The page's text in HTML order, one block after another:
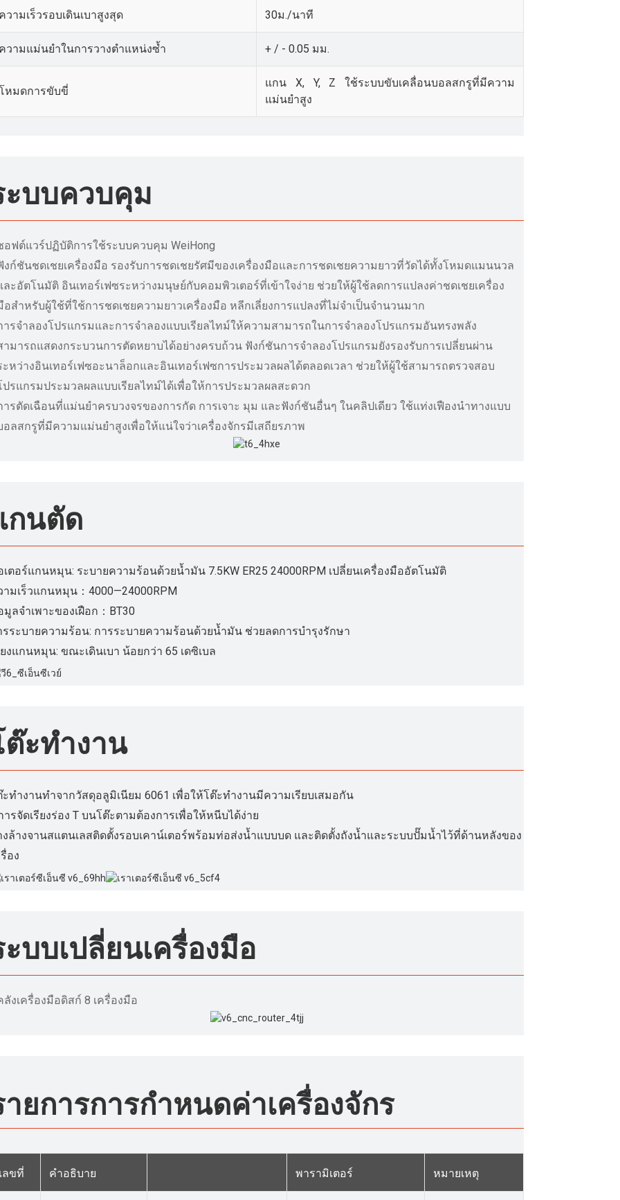
วามเร็วรอบเดินเบาสูงสุด 30ม./นาที
วามแม่นยำในการวางตำแหน่งซ้ำ + / - 0.05 มม.
หมดการขับขี่
แกน X, Y, Z ใช้ระบบขับเคลื่อนบอลสกรูที่มีความ
แม่นยำสูง
บบควบคุม
อฟต์แวร์ปฏิบัติการใช้ระบบควบคุม WeiHong
งก์ชันชดเชยเครื่องมือ รองรับการชดเชยรัศมีของเครื่องมือและการชดเชยความยาวที่วัดได้ทั้งโหมดแมนนวล
ละอัตโนมัติ อินเทอร์เฟซระหว่างมนุษย์กับคอมพิวเตอร์ที่เข้าใจง่าย ช่วยให้ผู้ใช้ลดการแปลงค่าชดเชยเครื่อง
อสำหรับผู้ใช้ที่ใช้การชดเชยความยาวเครื่องมือ หลีกเลี่ยงการแปลงที่ไม่จำเป็นจำนวนมาก
ารจำลองโปรแกรมและการจำลองแบบเรียลไทม์ให้ความสามารถในการจำลองโปรแกรมอันทรงพลัง
ามารถแสดงกระบวนการตัดหยาบได้อย่างครบถ้วน ฟังก์ชันการจำลองโปรแกรมยังรองรับการเปลี่ยนผ่าน
ะหว่างอินเทอร์เฟซอะนาล็อกและอินเทอร์เฟซการประมวลผลได้ตลอดเวลา ช่วยให้ผู้ใช้สามารถตรวจสอบ
ปรแกรมประมวลผลแบบเรียลไทม์ได้เพื่อให้การประมวลผลสะดวก
ารตัดเฉือนที่แม่นยำครบวงจรของการกัด การเจาะ มุม และฟังก์ชันอื่นๆ ในคลิปเดียว ใช้แท่งเฟืองนำทางแบบ
อลสกรูที่มีความแม่นยำสูงเพื่อให้แน่ใจว่าเครื่องจักรมีเสถียรภาพ
นตัด
เตอร์แกนหมุน: ระบายความร้อนด้วยน้ำมัน 7.5KW ER25 24000RPM เปลี่ยนเครื่องมืออัตโนมัติ
ามเร็วแกนหมุน：4000—24000RPM
ลจำเพาะของเฝือก：BT30
รระบายความร้อน: การระบายความร้อนด้วยน้ำมัน ช่วยลดการบำรุงรักษา
ยงแกนหมุน: ขณะเดินเบา น้อยกว่า 65 เดซิเบล
ะทำงาน
ะทำงานทำจากวัสดุอลูมิเนียม 6061 เพื่อให้โต๊ะทำงานมีความเรียบเสมอกัน
ารจัดเรียงร่อง T บนโต๊ะตามต้องการเพื่อให้หนีบได้ง่าย
งล้างจานสแตนเลสติดตั้งรอบเคาน์เตอร์พร้อมท่อส่งน้ำแบบบด และติดตั้งถังน้ำและระบบปั๊มน้ำไว้ที่ด้านหลังของ
อง
บบเปลี่ยนเครื่องมือ
ลังเครื่องมือดิสก์ 8 เครื่องมือ
ยการการกำหนดค่าเครื่องจักร
ลขที่ คำอธิบาย พารามิเตอร์ หมายเหตุ